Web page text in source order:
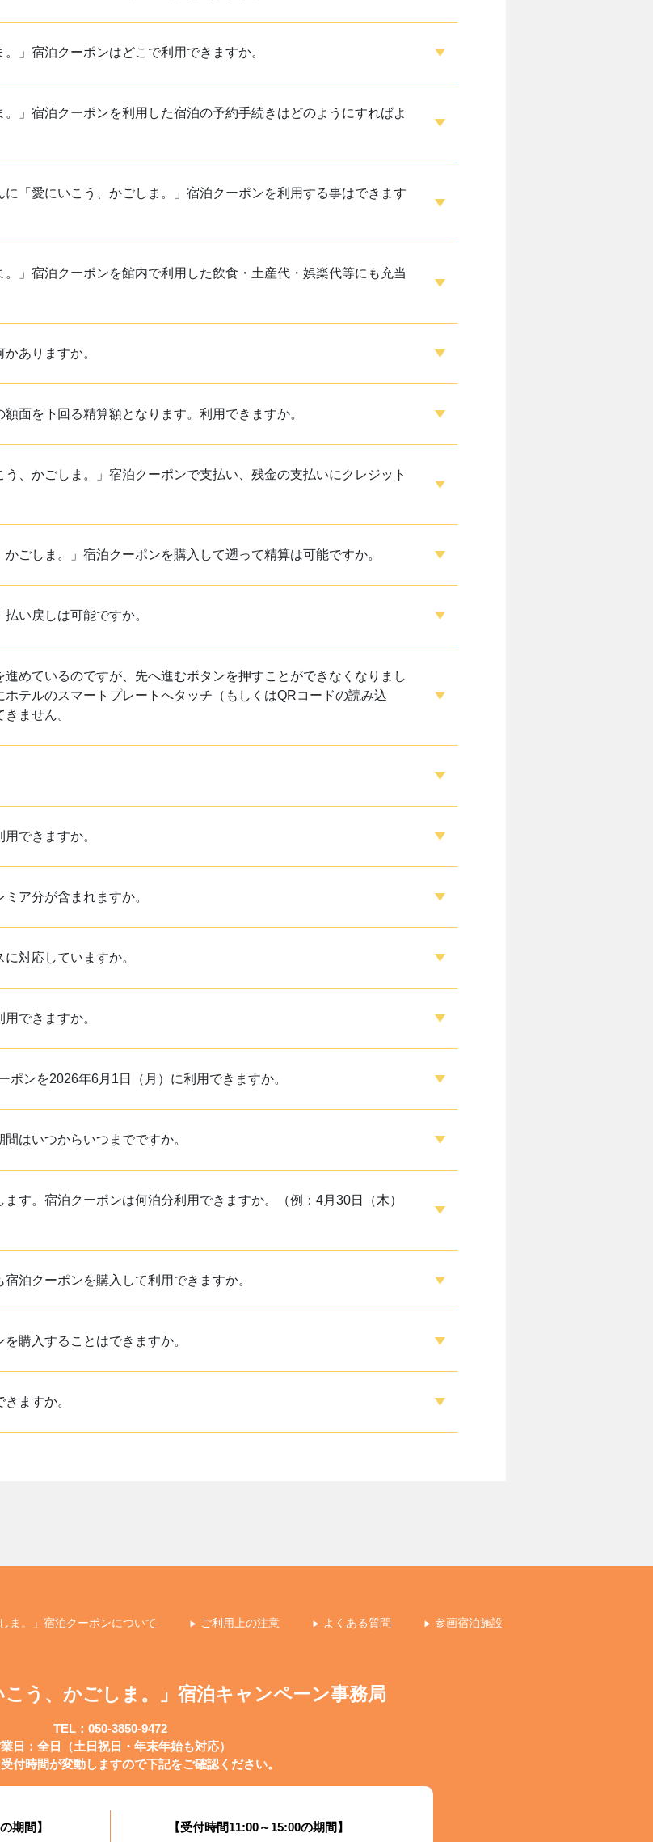
」宿泊クーポンはどこで利用できますか。
」宿泊クーポンを利用した宿泊の予約手続きはどのようにすればよ
「愛にいこう、かごしま。」宿泊クーポンを利用する事はできます
」宿泊クーポンを館内で利用した飲食・土産代・娯楽代等にも充当
ありますか。
面を下回る精算額となります。利用できますか。
、かごしま。」宿泊クーポンで支払い、残金の支払いにクレジット
ごしま。」宿泊クーポンを購入して遡って精算は可能ですか。
い戻しは可能ですか。
めているのですが、先へ進むボタンを押すことができなくなりまし
テルのスマートプレートへタッチ（もしくはQRコードの読み込
ません。
できますか。
ア分が含まれますか。
対応していますか。
できますか。
ポンを2026年6月1日（月）に利用できますか。
はいつからいつまでですか。
す。宿泊クーポンは何泊分利用できますか。（例：4月30日（木）
泊クーポンを購入して利用できますか。
購入することはできますか。
ますか。
ま。」宿泊クーポンについて ご利用上の注意 よくある質問 参画宿泊施設
う、かごしま。」 宿泊キャンペーン事務局
TEL： 050-3850-9472
日：全日
（土日祝日・年末年始も対応）
付時間が変動しますので下記をご確認ください。
期間】 【受付時間11:00～15:00の期間】